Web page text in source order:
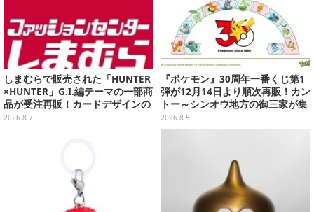
しまむらで販売された「HUNTER
×HUNTER」G.I.編テーマの一部商
品が受注再販！カードデザインの
キーホルダーや、キルアたちのセ
2026.8.7
『ポケモン』30周年一番くじ第1
弾が12月14日より順次再販！カン
トー～シンオウ地方の御三家が集
まった時計、ぬいぐるみなど記念
グッズ盛りだくさん
2026.8.5